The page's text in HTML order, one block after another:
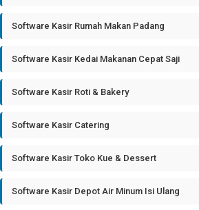
Software Kasir Rumah Makan Padang
Software Kasir Kedai Makanan Cepat Saji
Software Kasir Roti & Bakery
Software Kasir Catering
Software Kasir Toko Kue & Dessert
Software Kasir Depot Air Minum Isi Ulang